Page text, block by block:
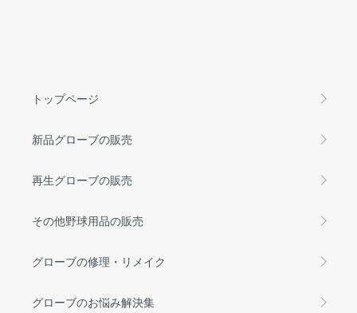
トップページ
新品グローブの販売
再生グローブの販売
その他野球用品の販売
グローブの修理・リメイク
グローブのお悩み解決集